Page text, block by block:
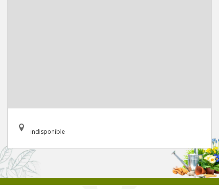
indisponible